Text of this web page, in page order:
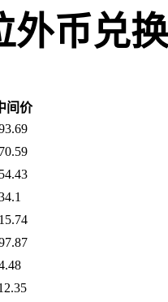
外币兑
间价